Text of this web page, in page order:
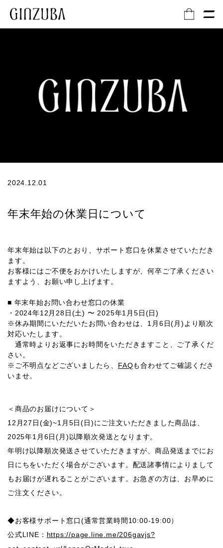
2024.12.01
年末年始の休業日について
年末年始は以下のとおり、サポート窓口を休業させていただき
ます。
お客様にはご不便をおかけいたしますが、何卒ご了承ください
ますよう、お願い申し上げます。
■ 年末年始お問い合わせ窓口の休業
・2024年12月28日(土) 〜 2025年1月5日(日)
※休み期間にいただいたお問い合わせは、1月6日(月)より順次
対応いたします。
通常時よりお返事にお時間をいただきますこと、ご了承くだ
さい。
※ご不明点などございましたら、 FAQも合わせてご確認くださ
いませ。
＜商品のお届けについて＞
12月27日(金)~1月5日(日)にご注文いただきました商品は、
2025年1月6日(月)以降順次発送となります。
年明け以降順次発送させていただきますが、商品発送までにお
日にちをいただく場合がございます。配送諸事情によりまして
もお届けが遅れることがございます。お急ぎの方は、お早めに
ご注文ください。
◆お客様サポート窓口(通常営業時間10:00-19:00）
公式LINE： https://page.line.me/206gavjs?